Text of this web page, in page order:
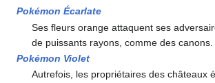
Pokémon Écarlate
Ses fleurs orange attaquent ses
de puissants rayons, comme des canons.
Pokémon Violet
Autrefois, les propriétaires des châteaux